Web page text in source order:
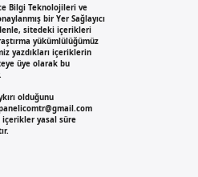
Bilgi Teknolojileri ve
bir Yer Sağlayıcı
sitedeki içerikleri
yükümlülüğümüz
yazdıkları içeriklerin
üye olarak bu
olduğunu
yasal süre